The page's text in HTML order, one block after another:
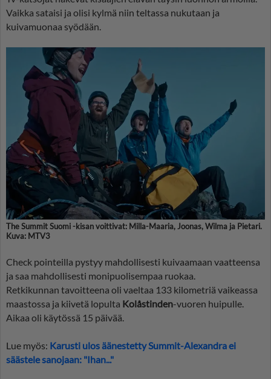
Vaikka sataisi ja olisi kylmä niin teltassa nukutaan ja
kuivamuonaa syödään.
The Summit Suomi -kisan voittivat: Milla-Maaria, Joonas, Wilma ja Pietari.
Kuva: MTV3
Check pointeilla pystyy mahdollisesti kuivaamaan vaatteensa
ja saa mahdollisesti monipuolisempaa ruokaa.
Retkikunnan tavoitteena oli vaeltaa 133 kilometriä vaikeassa
maastossa ja kiivetä lopulta Kolåstinden-vuoren huipulle.
Aikaa oli käytössä 15 päivää.
Lue myös: Karusti ulos äänestetty Summit-Alexandra ei
säästele sanojaan: "Ihan..."